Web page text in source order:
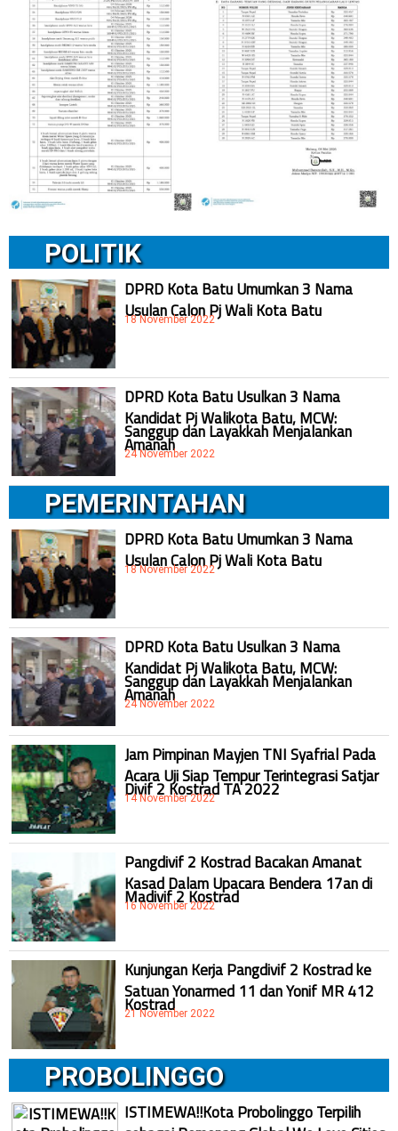
POLITIK
DPRD Kota Batu Umumkan 3 Nama
Usulan Calon Pj Wali Kota Batu
18 November 2022
DPRD Kota Batu Usulkan 3 Nama
Kandidat Pj Walikota Batu, MCW:
Sanggup dan Layakkah Menjalankan
Amanah
24 November 2022
PEMERINTAHAN
DPRD Kota Batu Umumkan 3 Nama
Usulan Calon Pj Wali Kota Batu
18 November 2022
DPRD Kota Batu Usulkan 3 Nama
Kandidat Pj Walikota Batu, MCW:
Sanggup dan Layakkah Menjalankan
Amanah
24 November 2022
Jam Pimpinan Mayjen TNI Syafrial Pada
Acara Uji Siap Tempur Terintegrasi Satjar
Divif 2 Kostrad TA 2022
14 November 2022
Pangdivif 2 Kostrad Bacakan Amanat
Kasad Dalam Upacara Bendera 17an di
Madivif 2 Kostrad
16 November 2022
Kunjungan Kerja Pangdivif 2 Kostrad ke
Satuan Yonarmed 11 dan Yonif MR 412
Kostrad
21 November 2022
PROBOLINGGO
ISTIMEWA!!Kota Probolinggo Terpilih